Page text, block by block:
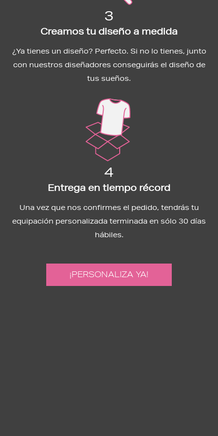
3
Creamos tu diseño a medida
¿Ya tienes un diseño? Perfecto. Si no lo tienes, junto
con nuestros diseñadores conseguirás el diseño de
tus sueños.
4
Entrega en tiempo récord
Una vez que nos confirmes el pedido, tendrás tu
equipación personalizada terminada en sólo 30 días
hábiles.
¡PERSONALIZA YA!